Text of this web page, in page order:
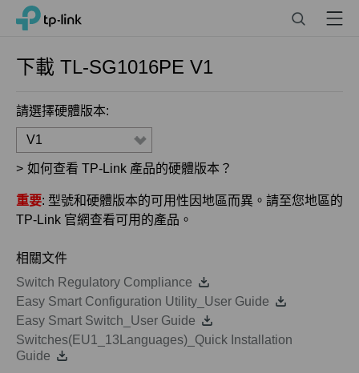
Click
navigation
TP-Link, Reliably Smart Menu
下載 TL-SG1016PE V1
請選擇硬體版本:
V1
> 如何查看 TP-Link 產品的硬體版本？
重要: 型號和硬體版本的可用性因地區而異。請至您地區的
TP-Link 官網查看可用的產品。
相關文件
Switch Regulatory Compliance
Easy Smart Configuration Utility_User Guide
Easy Smart Switch_User Guide
Switches(EU1_13Languages)_Quick Installation
Guide